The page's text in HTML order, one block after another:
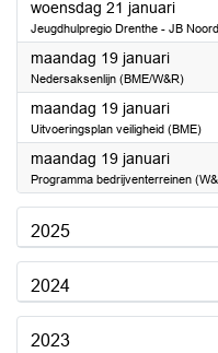
woensdag 21 januari2026
Jeugdhulpregio Drenthe - JB
maandag 19 januari2026
Nedersaksenlijn (BME/W&R)
maandag 19 januari2026
Uitvoeringsplan veiligheid (BME)
maandag 19 januari2026
Programma bedrijventerreinen
2025
2024
2023